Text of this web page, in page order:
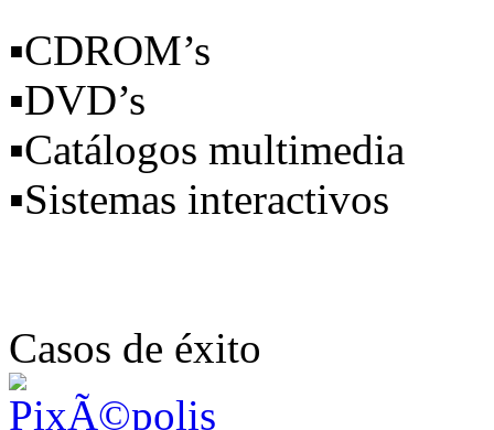
▪CDROM’s
▪DVD’s
▪Catálogos multimedia
▪Sistemas interactivos
Casos de éxito